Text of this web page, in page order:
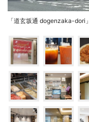
「道玄坂通 dogenzaka-dori